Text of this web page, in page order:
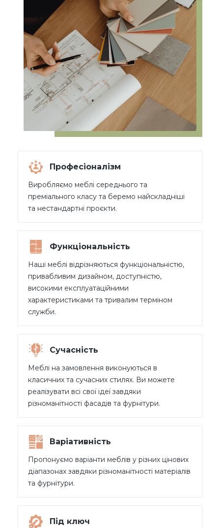
Професіоналізм
Виробляємо меблі середнього та
преміального класу та беремо найскладніші
та нестандартні проєкти.
Функціональність
Наші меблі відрізняються функціональністю,
привабливим дизайном, доступністю,
високими експлуатаційними
характеристиками та тривалим терміном
служби.
Сучасність
Меблі на замовлення виконуються в
класичних та сучасних стилях. Ви можете
реалізувати всі свої ідеї завдяки
різноманітності фасадів та фурнітури.
Варіативність
Пропонуємо варіанти меблів у різних цінових
діапазонах завдяки різноманітності матеріалів
та фурнітури.
Під ключ